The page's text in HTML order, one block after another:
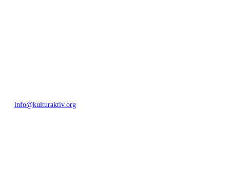
info@kulturaktiv.org